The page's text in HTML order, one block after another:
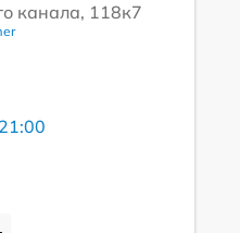
канала, 118к7